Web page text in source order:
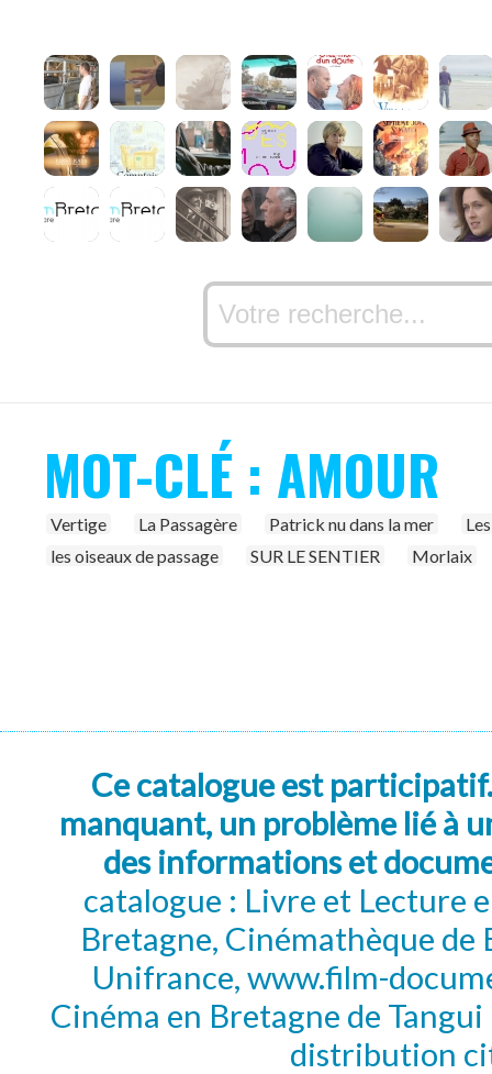
MOT-CLÉ : AMOUR
Vertige La Passagère Patrick nu dans la mer
les oiseaux de passage
SUR LE SENTIER Morlaix
Ce catalogue est
manquant, un problème lié à
des informations et
catalogue : Livre et Lecture
Bretagne, Cinémathèque de
Unifrance, www.film-
Cinéma en Bretagne de
distribution